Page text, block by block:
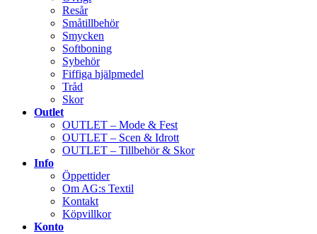
Resår
Småtillbehör
Smycken
Softboning
Sybehör
Fiffiga hjälpmedel
Tråd
Skor
Outlet
OUTLET – Mode & Fest
OUTLET – Scen & Idrott
OUTLET – Tillbehör & Skor
Info
Öppettider
Om AG:s Textil
Kontakt
Köpvillkor
Konto